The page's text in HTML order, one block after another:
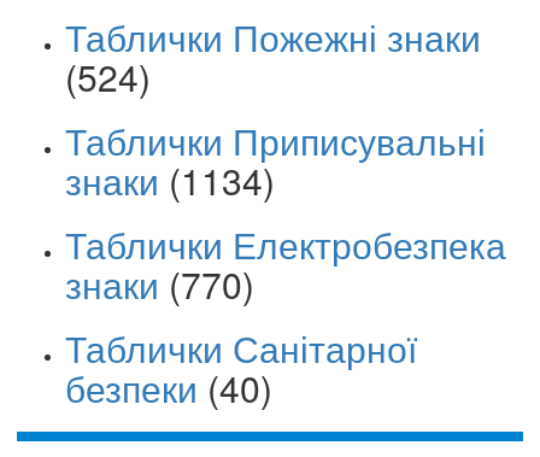
Таблички Пожежні знаки
(524)
Таблички Приписувальні
знаки (1134)
Таблички Електробезпека
знаки (770)
Таблички Санітарної
безпеки (40)